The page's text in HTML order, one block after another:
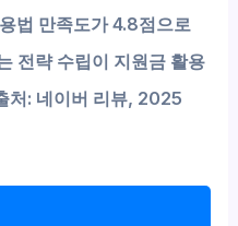
법 만족도가 4.8점으로
전략 수립이 지원금 활용
처: 네이버 리뷰, 2025